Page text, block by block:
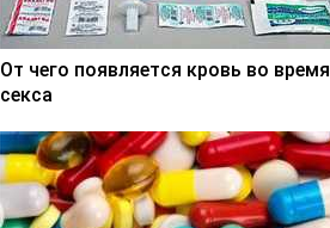
От чего появляется кровь во время
секса